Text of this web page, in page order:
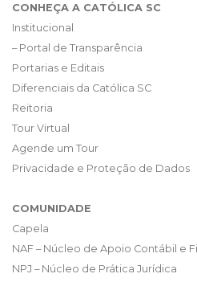
CONHEÇA A CATÓLICA SC
Institucional
– Portal de Transparência
Portarias e Editais
Diferenciais da Católica SC
Reitoria
Tour Virtual
Agende um Tour
Privacidade e Proteção de Dados
COMUNIDADE
Capela
NAF – Núcleo de Apoio Contábil e
NPJ – Núcleo de Prática Jurídica